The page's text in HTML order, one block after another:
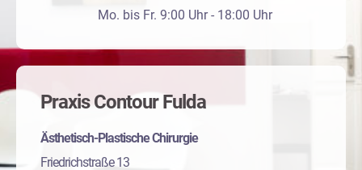
Mo. bis Fr. 9:00 Uhr - 18:00 Uhr
Praxis Contour Fulda
Ästhetisch-Plastische Chirurgie
Friedrichstraße 13